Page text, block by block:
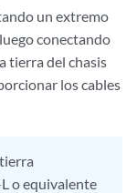
un extremo
conectando
tierra del chasis
los cables
o equivalente